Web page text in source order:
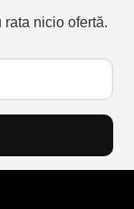
rata nicio ofertă.